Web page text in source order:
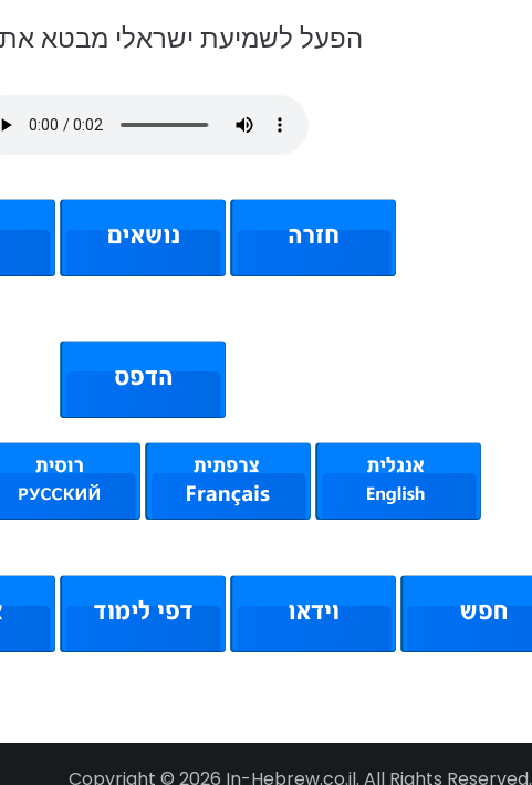
הפעל לשמיעת ישראלי מבטא את
Copyright © 2026 In-Hebrew.co.il. All Rights Reserved.